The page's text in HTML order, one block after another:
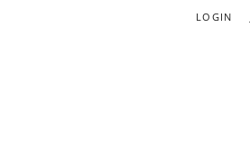
LOGIN